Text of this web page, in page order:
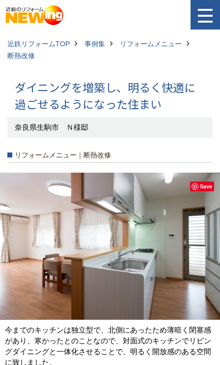
近鉄リフォームTOP 事例集
リフォームメニュー
断熱改修
ダイニングを増築し、明るく快適に
過ごせるようになった住まい
奈良県生駒市 Ｎ様邸
リフォームメニュー｜断熱改修
今までのキッチンは独立型で、北側にあったため薄暗く閉塞感
があり、寒かったとのことなので、対面式のキッチンでリビン
グダイニングと一体化させることで、明るく開放感のある空間
に致しました。
Save